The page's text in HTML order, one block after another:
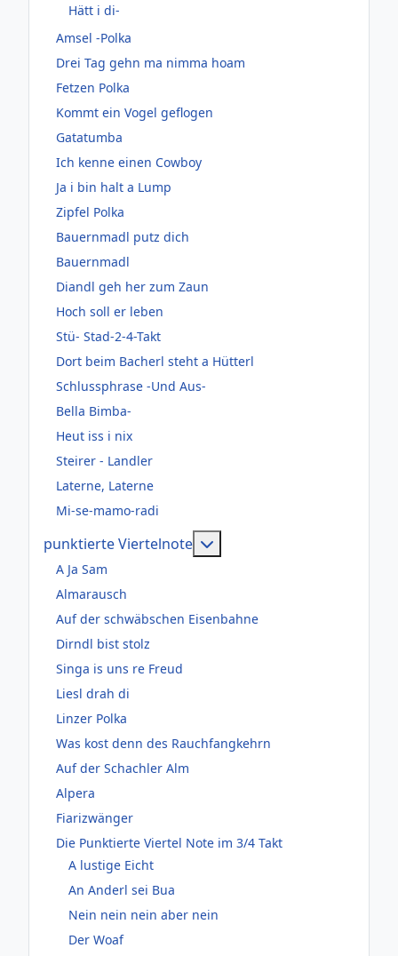
Hätt i di-
Amsel -Polka
Drei Tag gehn ma nimma hoam
Fetzen Polka
Kommt ein Vogel geflogen
Gatatumba
Ich kenne einen Cowboy
Ja i bin halt a Lump
Zipfel Polka
Bauernmadl putz dich
Bauernmadl
Diandl geh her zum Zaun
Hoch soll er leben
Stü- Stad-2-4-Takt
Dort beim Bacherl steht a Hütterl
Schlussphrase -Und Aus-
Bella Bimba-
Heut iss i nix
Steirer - Landler
Laterne, Laterne
Mi-se-mamo-radi
punktierte Viertelnote
A Ja Sam
Almarausch
Auf der schwäbschen Eisenbahne
Dirndl bist stolz
Singa is uns re Freud
Liesl drah di
Linzer Polka
Was kost denn des Rauchfangkehrn
Auf der Schachler Alm
Alpera
Fiarizwänger
Die Punktierte Viertel Note im 3/4 Takt
A lustige Eicht
An Anderl sei Bua
Nein nein nein aber nein
Der Woaf